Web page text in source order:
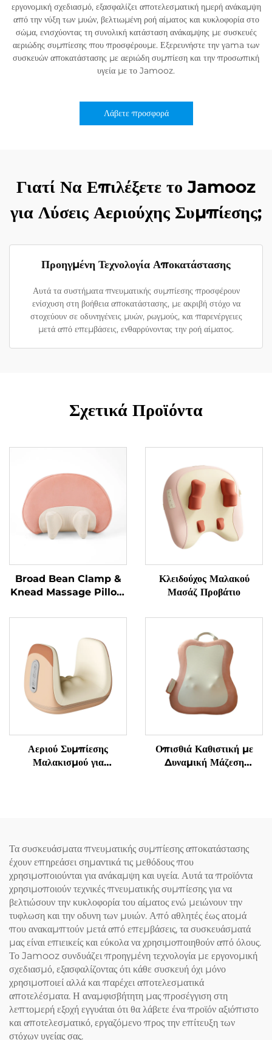
εργονομική σχεδιασμό, εξασφαλίζει αποτελεσματική ημερή ανάκαμψη
από την νύξη των μυών, βελτιωμένη ροή αίματος και κυκλοφορία στο
σώμα, ενισχύοντας τη συνολική κατάσταση ανάκαμψης με συσκευές
αεριώδης συμπίεσης που προσφέρουμε. Εξερευνήστε την γama των
συσκευών αποκατάστασης με αεριώδη συμπίεση και την προσωπική
υγεία με το Jamooz.
Λάβετε προσφορά
Γιατί Να Επιλέξετε το Jamooz
για Λύσεις Αεριούχης Συμπίεσης;
Προηγμένη Τεχνολογία Αποκατάστασης
Αυτά τα συστήματα πνευματικής συμπίεσης προσφέρουν
ενίσχυση στη βοήθεια αποκατάστασης, με ακριβή στόχο να
στοχεύουν σε οδυνηγένεις μυών, ρωγμούς, και παρενέργειες
μετά από επεμβάσεις, ενθαρρύνοντας την ροή αίματος.
Σχετικά Προϊόντα
Broad Bean Clamp &
Knead Massage Pillow
Κλειδούχος Μαλακού
Μασάζ Προβάτιο
Αεριού Συμπίεσης
Μαλακισμού για
Οπισθιά Καθιστική με
Δυναμική Μάζεση
Τα συσκευάσματα πνευματικής συμπίεσης αποκατάστασης
έχουν επηρεάσει σημαντικά τις μεθόδους που
χρησιμοποιούνται για ανάκαμψη και υγεία. Αυτά τα προϊόντα
χρησιμοποιούν τεχνικές πνευματικής συμπίεσης για να
βελτιώσουν την κυκλοφορία του αίματος ενώ μειώνουν την
τυφλωση και την οδυνη των μυιών. Από αθλητές έως ατομά
που ανακαμπτούν μετά από επεμβάσεις, τα συσκευάσματά
μας είναι επιεικείς και εύκολα να χρησιμοποιηθούν από όλους.
Το Jamooz συνδυάζει προηγμένη τεχνολογία με εργονομική
σχεδιασμό, εξασφαλίζοντας ότι κάθε συσκευή όχι μόνο
χρησιμοποιεί αλλά και παρέχει αποτελεσματικά
αποτελέσματα. Η αναμφισβήτητη μας προσέγγιση στη
λεπτομερή εξοχή εγγυάται ότι θα λάβετε ένα προϊόν αξιόπιστο
και αποτελεσματικό, εργαζόμενο προς την επίτευξη των
στόχων υγείας σας.